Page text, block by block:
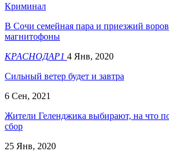
Криминал
В Сочи семейная пара и приезжий
магнитофоны
КРАСНОДАР1 4 Янв, 2020
Сильный ветер будет и завтра
6 Сен, 2021
Жители Геленджика выбирают, на что
сбор
25 Янв, 2020